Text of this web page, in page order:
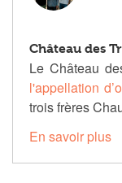
Château des
Le Château
l'appellation
trois frères
En savoir plus